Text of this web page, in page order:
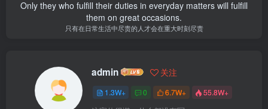
Only they who fulfill their duties in everyday matters will fulfill
them on great occasions.
只有在日常生活中尽责的人才会在重大时刻尽责
admin 关注
1.3W+ 0 6.7W+ 55.8W+